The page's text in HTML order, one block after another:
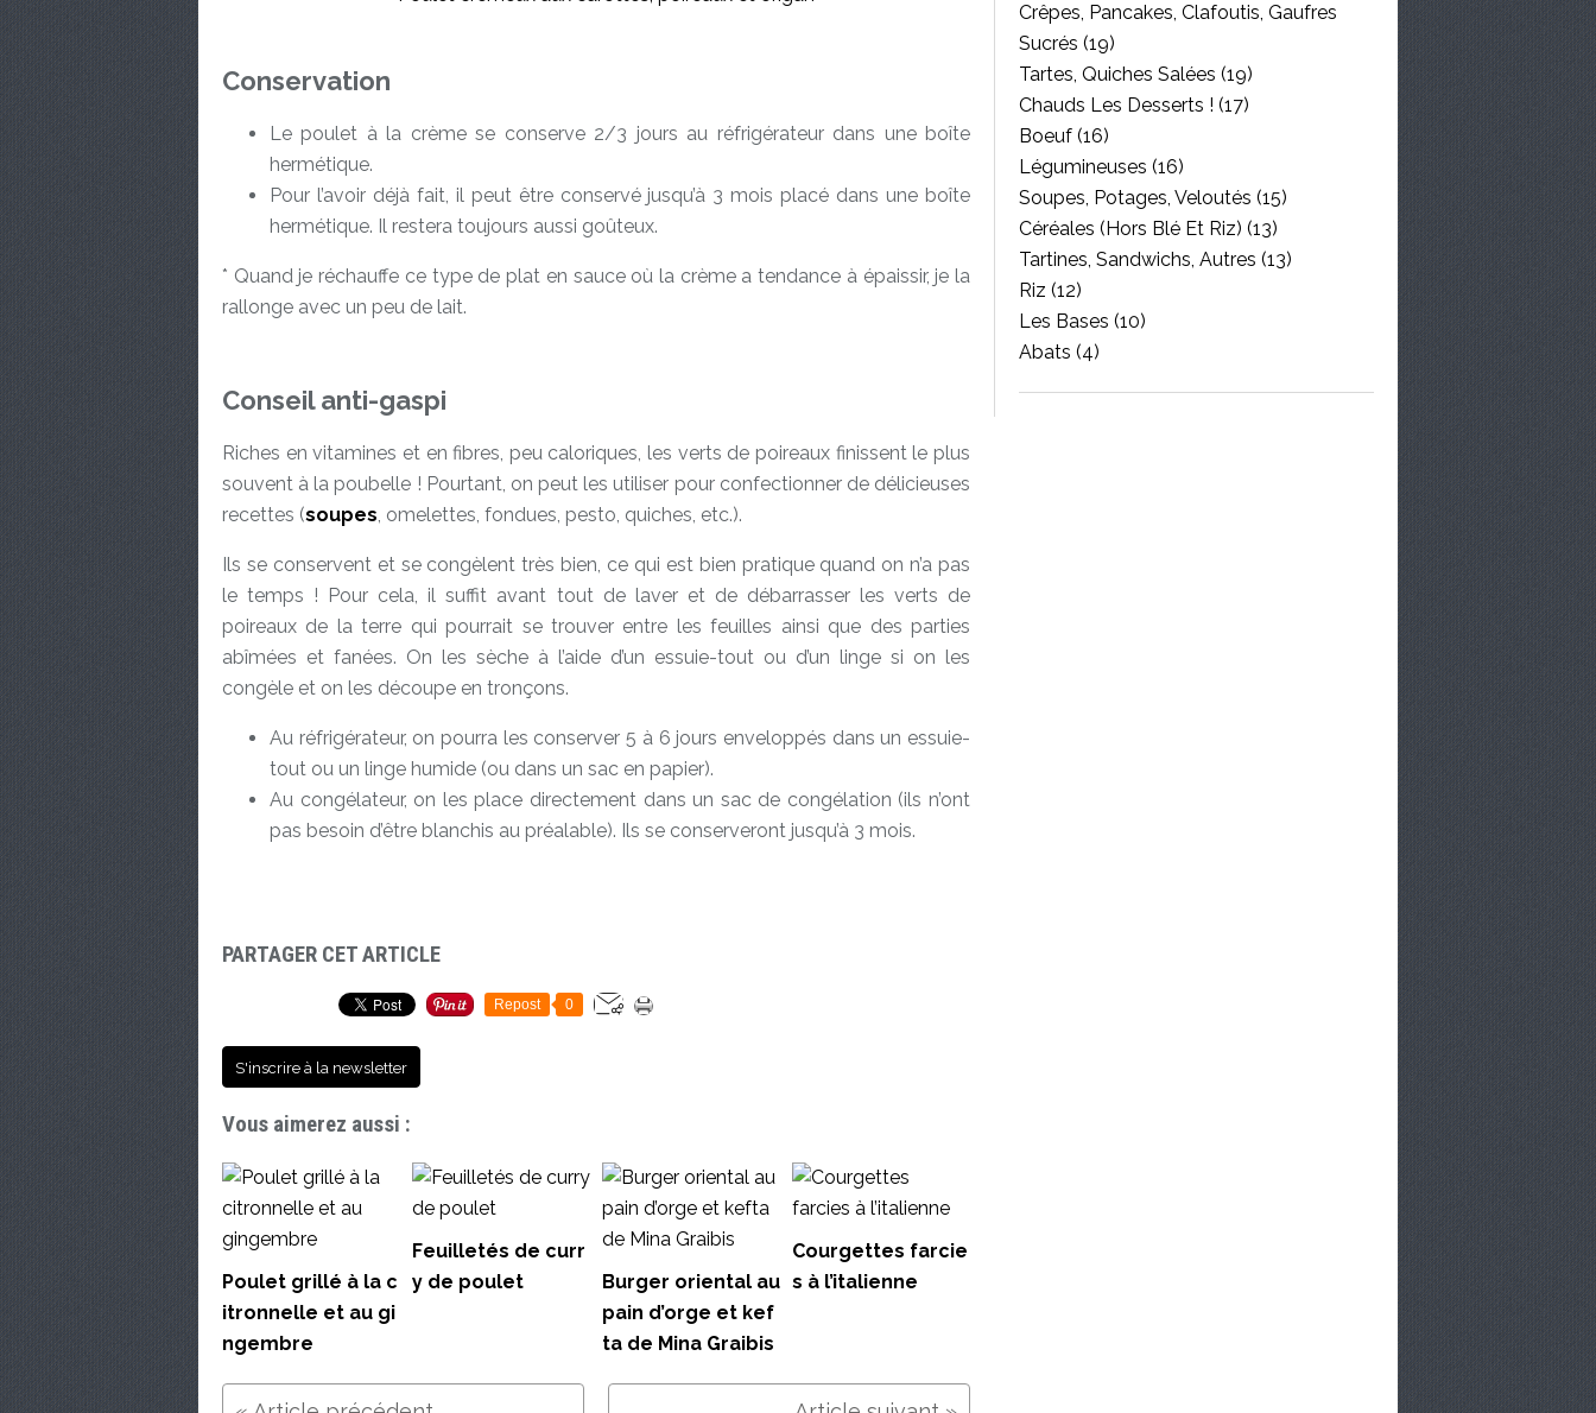
Conservation
Le poulet à la crème se conserve 2/3 jours au réfrigérateur dans une boîte
hermétique.
Pour l’avoir déjà fait, il peut être conservé jusqu’à 3 mois placé dans une boîte
hermétique. Il restera toujours aussi goûteux.
* Quand je réchauffe ce type de plat en sauce où la crème a tendance à épaissir, je la
rallonge avec un peu de lait.
Conseil anti-gaspi
Riches en vitamines et en fibres, peu caloriques, les verts de poireaux finissent le plus
souvent à la poubelle ! Pourtant, on peut les utiliser pour confectionner de délicieuses
recettes (soupes, omelettes, fondues, pesto, quiches, etc.).
Ils se conservent et se congèlent très bien, ce qui est bien pratique quand on n’a pas
le temps ! Pour cela, il suffit avant tout de laver et de débarrasser les verts de
poireaux de la terre qui pourrait se trouver entre les feuilles ainsi que des parties
abîmées et fanées. On les sèche à l’aide d’un essuie-tout ou d’un linge si on les
congèle et on les découpe en tronçons.
Au réfrigérateur, on pourra les conserver 5 à 6 jours enveloppés dans un essuie-
tout ou un linge humide (ou dans un sac en papier).
Au congélateur, on les place directement dans un sac de congélation (ils n’ont
pas besoin d’être blanchis au préalable). Ils se conserveront jusqu’à 3 mois.
PARTAGER CET ARTICLE
Repost 0
S'inscrire à la newsletter
Vous aimerez aussi :
Poulet grillé à la c
itronnelle et au gi
ngembre
Feuilletés de curr
y de poulet
Burger oriental au
pain d’orge et kef
ta de Mina Graibis
Courgettes farcie
s à l’italienne
Crêpes, Pancakes, Clafoutis, Gaufres
Sucrés (19)
Tartes, Quiches Salées (19)
Chauds Les Desserts ! (17)
Boeuf (16)
Légumineuses (16)
Soupes, Potages, Veloutés (15)
Céréales (hors Blé Et Riz) (13)
Tartines, Sandwichs, Autres (13)
Riz (12)
Les Bases (10)
Abats (4)